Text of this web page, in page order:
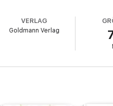
VERLAG
Goldmann Verlag